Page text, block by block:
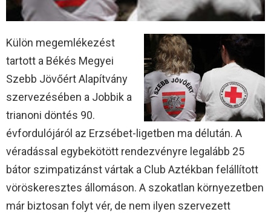
Külön megemlékezést
tartott a Békés Megyei
Szebb Jövőért Alapítvány
szervezésében a Jobbik a
trianoni döntés 90.
évfordulójáról az Erzsébet-ligetben ma délután. A
véradással egybekötött rendezvényre legalább 25
bátor szimpatizánst vártak a Club Aztékban felállított
vöröskeresztes állomáson. A szokatlan környezetben
már biztosan folyt vér, de nem ilyen szervezett